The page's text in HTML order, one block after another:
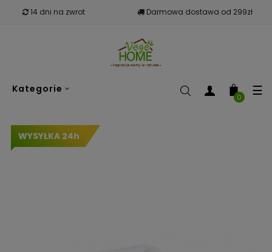
14 dni na zwrot Darmowa dostawa od 299zł
Kategorie ☰
0
WYSYŁKA 24h